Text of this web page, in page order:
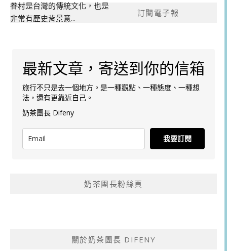
眷村是台灣的傳統文化，也是
非常有歷史背景意...
訂閱電子報
最新文章，寄送到你的信箱
旅行不只是去一個地方。是一種觀點、一種態度、一種想
法，還有更靠近自己。
奶茶團長 Difeny
我要訂閱
奶茶團長粉絲頁
關於奶茶團長 DIFENY